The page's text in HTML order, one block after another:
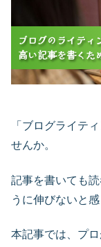
ブログのライティ
高い記事を書くた
ブログのライティ
高い記事を書くた
ブログのライティ
高い記事を書くた
「ブログライテ
せんか。
記事を書いても
うに伸びないと
本記事では、プ